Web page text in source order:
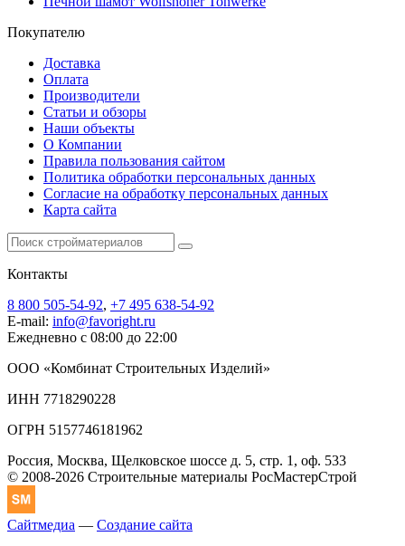
Покупателю
Доставка
Оплата
Производители
Статьи и обзоры
Наши объекты
О Компании
Правила пользования сайтом
Политика обработки персональных данных
Согласие на обработку персональных данных
Карта сайта
Контакты
8 800 505-54-92, +7 495 638-54-92
E-mail: info@favoright.ru
Ежедневно с 08:00 до 22:00
ООО «Комбинат Строительных Изделий»
ИНН 7718290228
ОГРН 5157746181962
Россия, Москва, Щелковское шоссе д. 5, стр. 1, оф. 533
© 2008-2026 Строительные материалы РосМастерСтрой
Сайтмедиа — Создание сайта